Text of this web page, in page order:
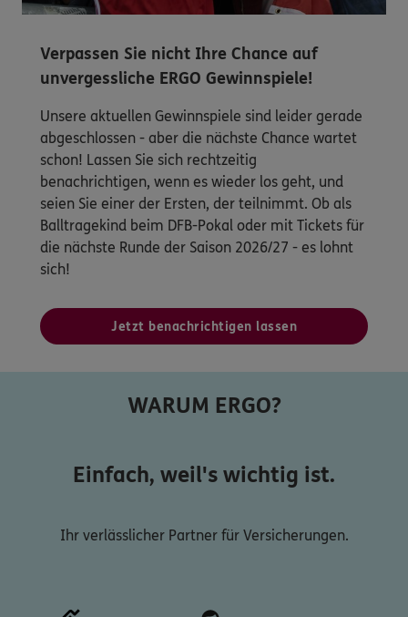
Verpassen Sie nicht Ihre Chance auf
unvergessliche ERGO Gewinnspiele!
Unsere aktuellen Gewinnspiele sind leider gerade
abgeschlossen - aber die nächste Chance wartet
schon! Lassen Sie sich rechtzeitig
benachrichtigen, wenn es wieder los geht, und
seien Sie einer der Ersten, der teilnimmt. Ob als
Balltragekind beim DFB-Pokal oder mit Tickets für
die nächste Runde der Saison 2026/27 - es lohnt
sich!
Jetzt benachrichtigen lassen
WARUM ERGO?
Einfach, weil's wichtig ist.
Ihr verlässlicher Partner für Versicherungen.